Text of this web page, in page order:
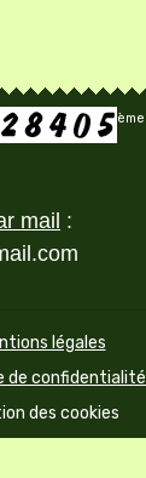
ème
mail :
légales
de confidentialité
des cookies